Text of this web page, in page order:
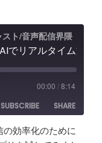
ト/音声配信界隈
00:00 /8:14
SUBSCRIBE
SHARE
効率化のために